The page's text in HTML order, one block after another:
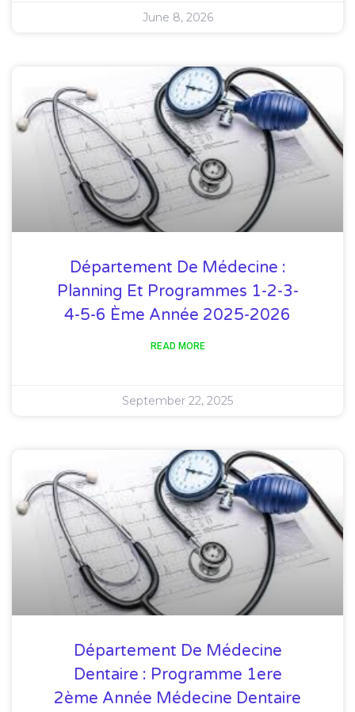
June 8, 2026
Département De Médecine :
Planning Et Programmes 1-2-3-
4-5-6 Ème Année 2025-2026
READ MORE
September 22, 2025
Département De Médecine
Dentaire : Programme 1ere
2ème Année Médecine Dentaire